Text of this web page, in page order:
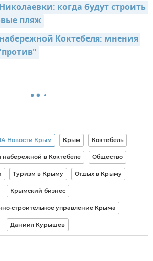
когда будут строить
пляж
Коктебеля: мнения
Новости Крым Крым Коктебель
набережной в Коктебеле Общество
Туризм в Крыму Отдых в Крыму
Крымский бизнес
строительное управление Крыма
Даниил Курышев